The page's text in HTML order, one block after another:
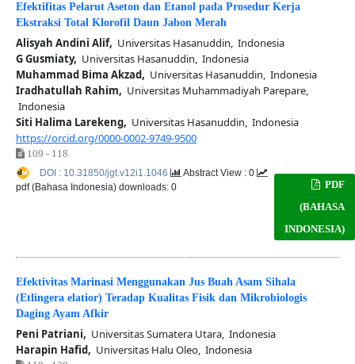
Efektifitas Pelarut Aseton dan Etanol pada Prosedur Kerja
Ekstraksi Total Klorofil Daun Jabon Merah
Alisyah Andini Alif, Universitas Hasanuddin, Indonesia
G Gusmiaty, Universitas Hasanuddin, Indonesia
Muhammad Bima Akzad, Universitas Hasanuddin, Indonesia
Iradhatullah Rahim, Universitas Muhammadiyah Parepare,
Indonesia
Siti Halima Larekeng, Universitas Hasanuddin, Indonesia
https://orcid.org/0000-0002-9749-9500
109 - 118
PDF
(BAHASA
INDONESIA)
DOI : 10.31850/jgt.v12i1.1046
Abstract View : 0
pdf (Bahasa Indonesia) downloads: 0
Efektivitas Marinasi Menggunakan Jus Buah Asam Sihala
(Etlingera elatior) Teradap Kualitas Fisik dan Mikrobiologis
Daging Ayam Afkir
Peni Patriani, Universitas Sumatera Utara, Indonesia
Harapin Hafid, Universitas Halu Oleo, Indonesia